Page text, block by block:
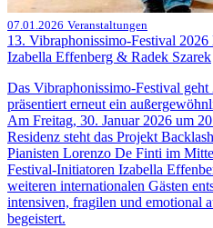
07.01.2026 Veranstaltungen
13. Vibraphonissimo-Festival
Izabella Effenberg & Radek Szarek
Das Vibraphonissimo-Festival
präsentiert erneut ein
Am Freitag, 30. Januar 2026 um
Residenz steht das Projekt
Pianisten Lorenzo De Finti im
Festival-Initiatoren Izabella
weiteren internationalen Gästen
intensiven, fragilen und emotional
begeistert.